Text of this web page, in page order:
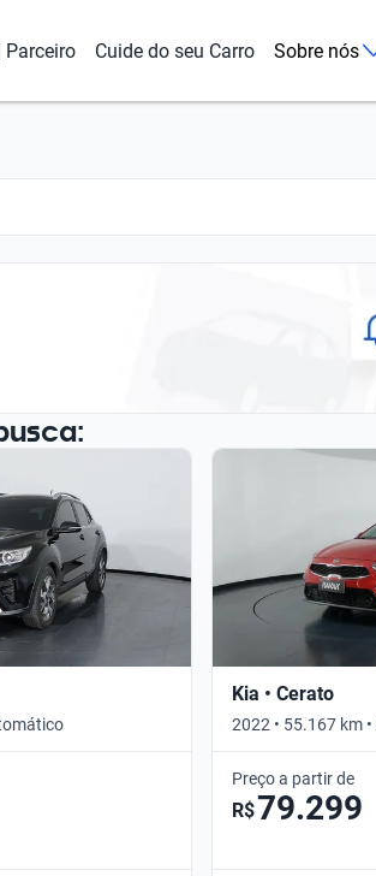
Parceiro Cuide do seu Carro Sobre nós
Kia • Cerato
2022 • 55.167 km
Preço a partir de
R$79.299